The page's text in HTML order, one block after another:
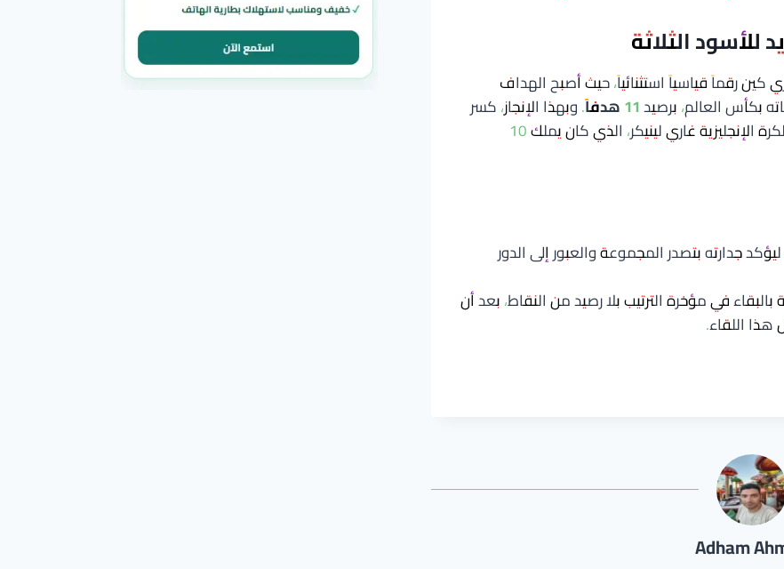
الثلاثة
رقماً قياسياً استثنائياً، حيث أصبح الهداف
بكأس العالم، برصيد11 هدفاً
. وبهذا الإنجاز، كسر
كين الرقم السابق المسجل باسم أسطورة الكرة الإنجليزية غاري لينيكر، الذي كان يملك 10
إلى 7 نقاط، ليؤكد جدارته بتصدر المجموعة والعبور إلى الدور
في مؤخرة الترتيب بلا رصيد من النقاط، بعد أن
اللقاء.
Adham